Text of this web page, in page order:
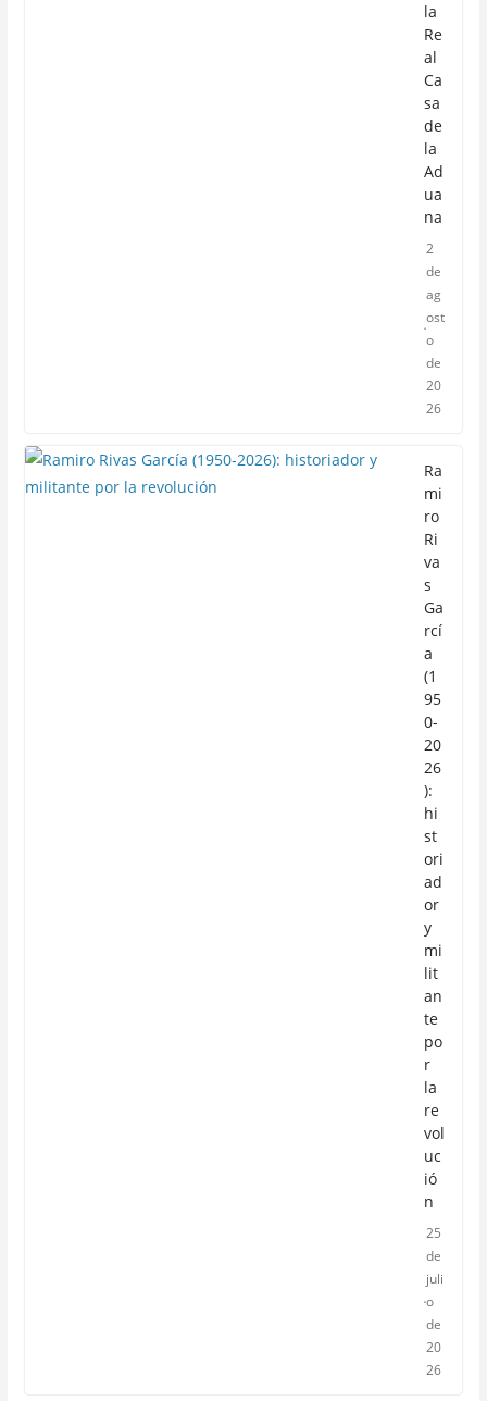
la
Re
al
Ca
sa
de
la
Ad
ua
na
2
de
ag
ost
o
de
20
26
Ra
mi
ro
Ri
va
s
Ga
rcí
a
(1
95
0-
20
26
):
hi
st
ori
ad
or
y
mi
lit
an
te
po
r
la
re
vol
uc
ió
n
25
de
juli
o
de
20
26